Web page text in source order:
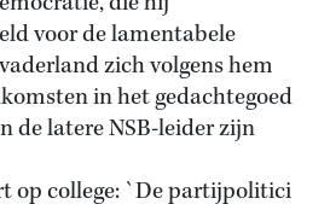
voor de lamentabele
zich volgens hem
in het gedachtegoed
de latere NSB-leider zijn
op college: `De partijpolitici